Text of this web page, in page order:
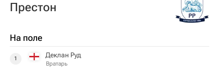
Престон
На поле
1 Деклан Руд
Вратарь